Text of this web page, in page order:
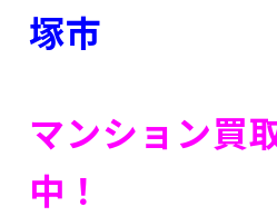
塚市
マンション買
中！